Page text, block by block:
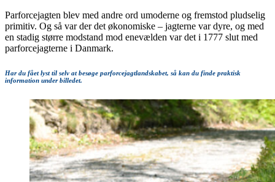
Parforcejagten blev med andre ord umoderne og fremstod pludselig
primitiv. Og så var der det økonomiske – jagterne var dyre, og med
en stadig større modstand mod enevælden var det i 1777 slut med
parforcejagterne i Danmark.
Har du fået lyst til selv at besøge parforcejagtlandskabet, så kan du finde praktisk
information under billedet.